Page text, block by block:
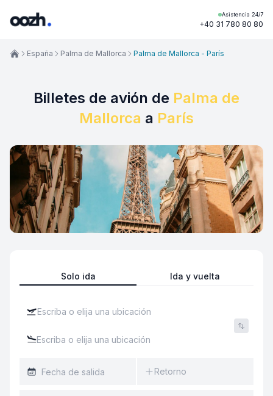
Asistencia 24/7
+40 31 780 80 80
Billetes de avión de Palma de
Mallorca a París
Solo ida Ida y vuelta
Retorno
España Palma de Mallorca Palma de Mallorca - París